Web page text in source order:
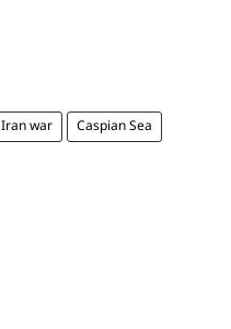
Iran war Caspian Sea